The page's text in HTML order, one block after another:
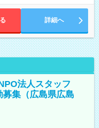
詳細へ
法人スタッフ
集（広島県広島